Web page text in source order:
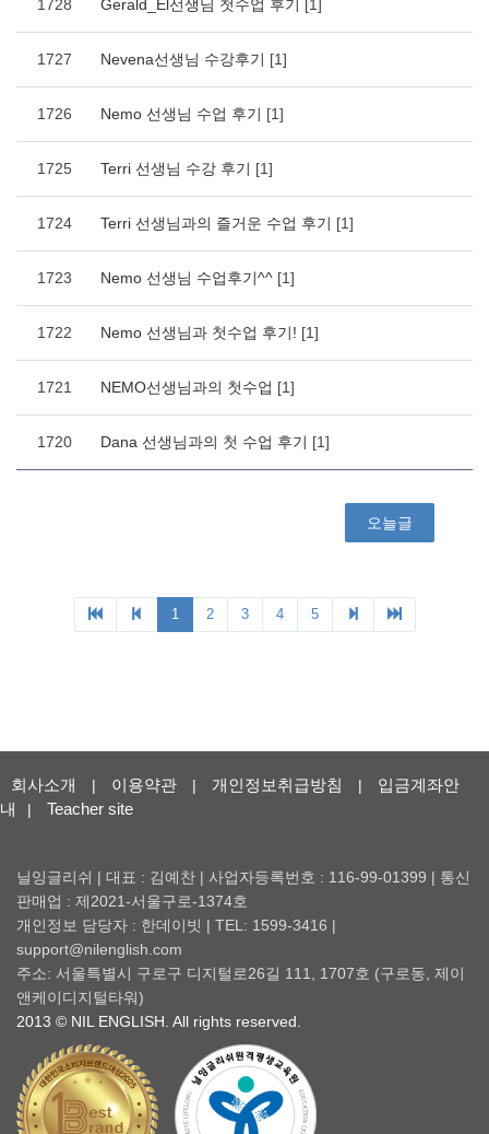
회사소개 | 이용약관 | 개인정보취급방침 |
입금계좌안
내
| Teacher site
닐잉글리쉬 | 대표 : 김예찬 | 사업자등록번호 : 116-99-01399 | 통신
판매업 : 제2021-서울구로-1374호
개인정보 담당자 : 한데이빗 | TEL: 1599-3416 |
support@nilenglish.com
주소: 서울특별시 구로구 디지털로26길 111, 1707호 (구로동, 제이
앤케이디지털타워)
2013 © NIL ENGLISH. All rights reserved.